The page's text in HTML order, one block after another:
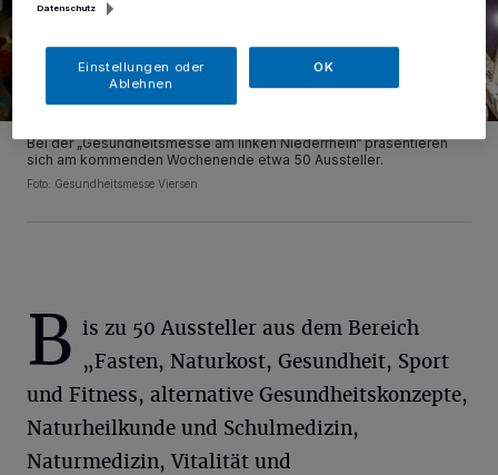
Bei der „Gesundheitsmesse am linken Niederrhein“ präsentieren
sich am kommenden Wochenende etwa 50 Aussteller.
Foto: Gesundheitsmesse Viersen
B is zu 50 Aussteller aus dem Bereich
„Fasten, Naturkost, Gesundheit, Sport
und Fitness, alternative Gesundheitskonzepte,
Naturheilkunde und Schulmedizin,
Naturmedizin, Vitalität und
Datenschutz
Einstellungen oder
Ablehnen
OK